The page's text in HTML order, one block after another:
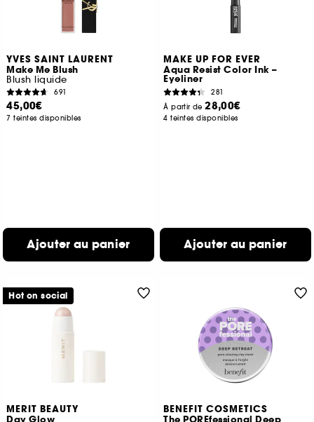
YVES SAINT LAURENT
Make Me Blush
Blush liquide
691
45,00€
7 teintes disponibles
Ajouter au panier
MAKE UP FOR EVER
Aqua Resist Color Ink –
Eyeliner
281
À partir de28,00€
4 teintes disponibles
Ajouter au panier
MERIT BEAUTY
Hot on social
BENEFIT COSMETICS